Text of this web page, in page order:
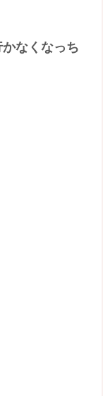
なくなっち